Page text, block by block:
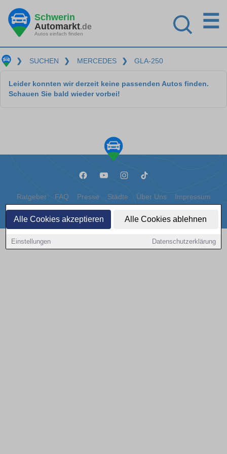
Alle Cookies akzeptieren Alle Cookies ablehnen
Einstellungen Datenschutzerklärung
Schwerin
Automarkt.de
Autos einfach finden
☰
❯ SUCHEN ❯ MERCEDES ❯ GLA-250
Leider konnten wir derzeit keine passenden Autos finden.
Schauen Sie bald wieder vorbei!
Ratgeber FAQ Presse Städte Über Uns Impressum
Datenschutz Cookies
Copyright © 2000 - 2026 | 1A Infosysteme GmbH | Content by: 1a-sites-autos